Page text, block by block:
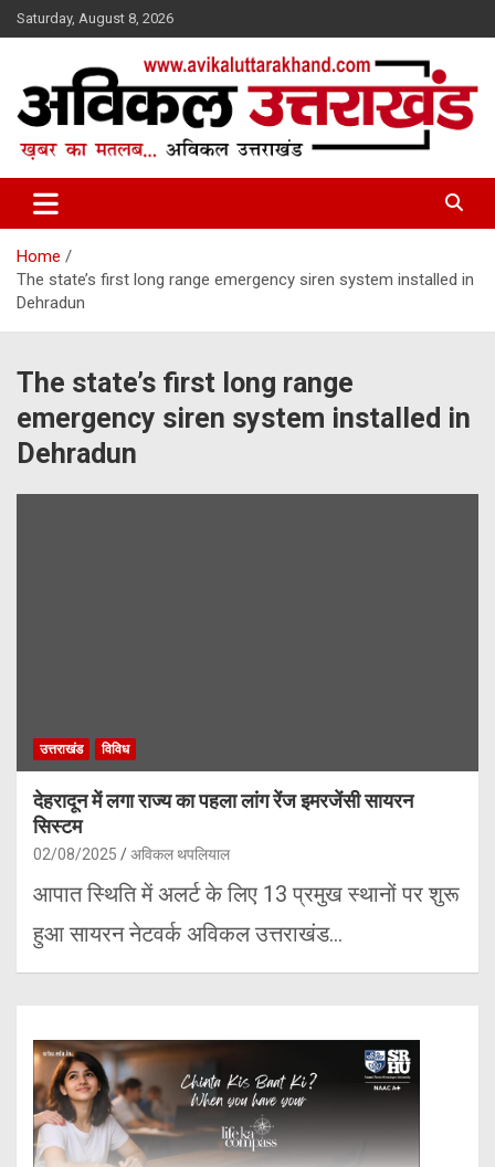
Skip
to
Saturday, August 8, 2026
Avikal Uttarakhand
Home
The state’s first long range emergency siren system installed in
Dehradun
The state’s first long range
emergency siren system installed in
Dehradun
उत्तराखंड विविध
देहरादून में लगा राज्य का पहला लांग रेंज इमरजेंसी सायरन
सिस्टम
02/08/2025 अविकल थपलियाल
आपात स्थिति में अलर्ट के लिए 13 प्रमुख स्थानों पर शुरू
हुआ सायरन नेटवर्क अविकल उत्तराखंड…